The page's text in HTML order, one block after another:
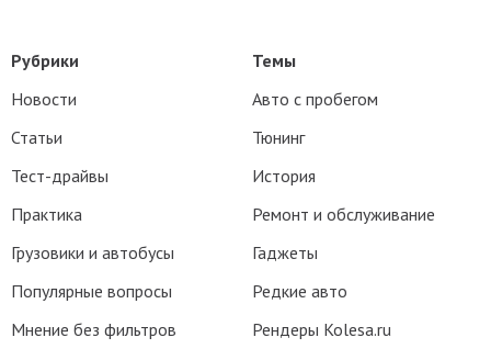
Рубрики
Новости
Статьи
Тест-драйвы
Практика
Грузовики и автобусы
Популярные вопросы
Мнение без фильтров
Темы
Авто с пробегом
Тюнинг
История
Ремонт и обслуживание
Гаджеты
Редкие авто
Рендеры Kolesa.ru